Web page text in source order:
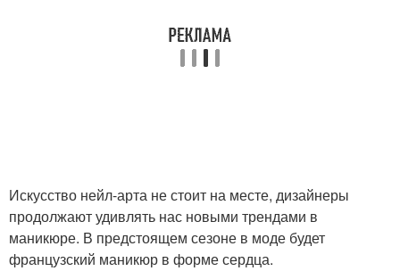
Искусство нейл-арта не стоит на месте, дизайнеры
продолжают удивлять нас новыми трендами в
маникюре. В предстоящем сезоне в моде будет
французский маникюр в форме сердца.